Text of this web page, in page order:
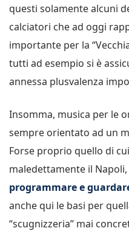
questi solamente alcuni
calciatori che ad oggi
importante per la
tutti ad esempio si è
annessa plusvalenza
Insomma, musica per le
sempre orientato ad un
Forse proprio quello di
maledettamente il
programmare e
anche qui le basi per
“scugnizzeria” mai